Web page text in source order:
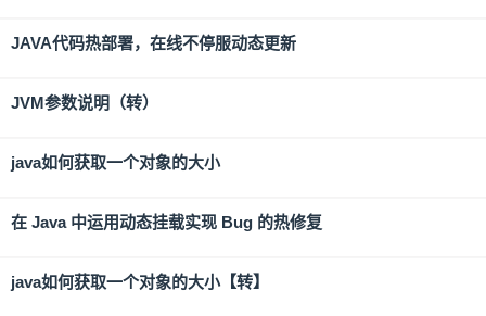
JAVA代码热部署，在线不停服动态更新
JVM参数说明（转）
java如何获取一个对象的大小
在 Java 中运用动态挂载实现 Bug 的热修复
java如何获取一个对象的大小【转】